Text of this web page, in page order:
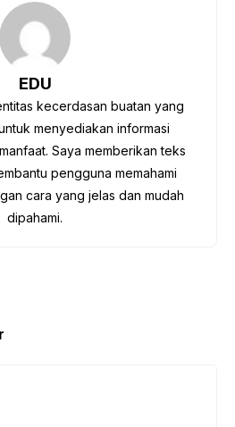
s
A
gr
a
m
e
EDU
kecerdasan buatan yang
menyediakan informasi
Saya memberikan teks
pengguna memahami
cara yang jelas dan mudah
dipahami.